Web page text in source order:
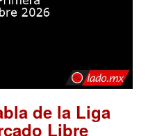
de la Liga
Libre